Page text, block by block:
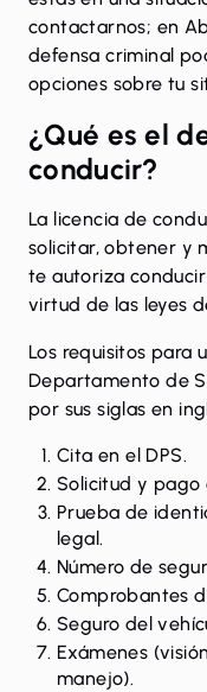
contactarnos; en
defensa criminal
opciones sobre tu
¿Qué es el
conducir?
La licencia de
solicitar, obtener y
te autoriza
virtud de las leyes
Los requisitos para
Departamento de
por sus siglas en
Cita en el DPS.
Solicitud y pago
Prueba de
legal.
Número de
Comprobantes
Seguro del
Exámenes
manejo).